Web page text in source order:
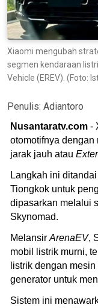
Xiaomi mengubah
segmen kendaraan
Vehicle (EREV). (Foto:
Penulis: Adiantoro
Nusantaratv.com -
otomotifnya
jarak jauh atau
Langkah ini
Tiongkok untuk
dipasarkan melalui
Skynomad.
Melansir ArenaEV,
mobil listrik murni,
listrik dengan
generator untuk
Sistem ini